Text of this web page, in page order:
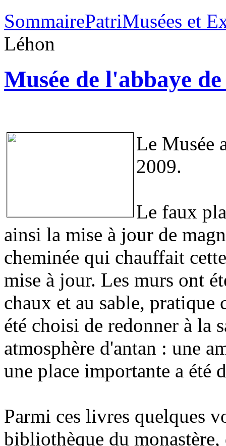
SommairePatriMusées et
Léhon
Musée de l'abbaye
Le Musée
2009.
Le faux
ainsi la mise à jour de
cheminée qui chauffait
mise à jour. Les murs ont
chaux et au sable,
été choisi de redonner à la
atmosphère d'antan : une
une place importante a été
Parmi ces livres quelques
bibliothèque du